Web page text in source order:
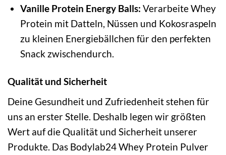
Vanille Protein Energy Balls: Verarbeite Whey
Protein mit Datteln, Nüssen und Kokosraspeln
zu kleinen Energiebällchen für den perfekten
Snack zwischendurch.
Qualität und Sicherheit
Deine Gesundheit und Zufriedenheit stehen für
uns an erster Stelle. Deshalb legen wir größten
Wert auf die Qualität und Sicherheit unserer
Produkte. Das Bodylab24 Whey Protein Pulver